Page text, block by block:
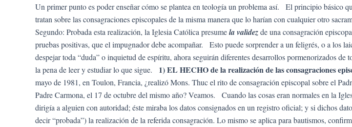
Un primer punto es poder enseñar cómo se plantea en teología un problema así. El principio básico
tratan sobre las consagraciones episcopales de la misma manera que lo harían con cualquier otro
Segundo: Probada esta realización, la Iglesia Católica presumela validezde una consagración
pruebas positivas, que el impugnador debe acompañar. Esto puede sorprender a un feligrés, o a los
despejar toda “duda” o inquietud de espíritu, ahora seguirán diferentes desarrollos pormenorizados
la pena de leer y estudiar lo que sigue. 1) EL HECHO de la realización de las consagraciones
mayo de 1981, en Toulon, Francia, ¿realizó Mons. Thuc el rito de consagración episcopal sobre el
Padre Carmona, el 17 de octubre del mismo año? Veamos. Cuando las cosas eran normales en la
dirigía a alguien con autoridad; éste miraba los datos consignados en un registro oficial; y si dichos
decir “probada”) la realización de la referida consagración. Lo mismo se aplica para bautismos,